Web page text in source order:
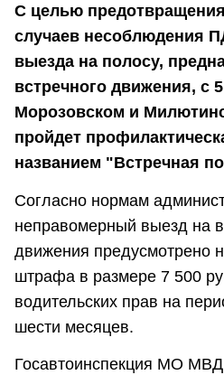
С целью
случаев несоблюдения
выезда на полосу,
встречного движения, с
Морозовском и
пройдет
названием "Встречная
Согласно нормам
неправомерный выезд на
движения предусмотрено
штрафа в размере 7 500
водительских прав на
шести месяцев.
Госавтоинспекция МО МВД